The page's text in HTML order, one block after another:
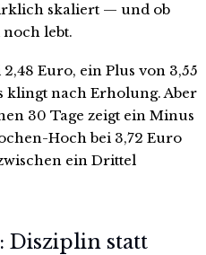
skaliert — und ob
lebt.
Euro, ein Plus von 3,55
klingt nach Erholung. Aber
30 Tage zeigt ein Minus
Hoch bei 3,72 Euro
ein Drittel
Disziplin statt